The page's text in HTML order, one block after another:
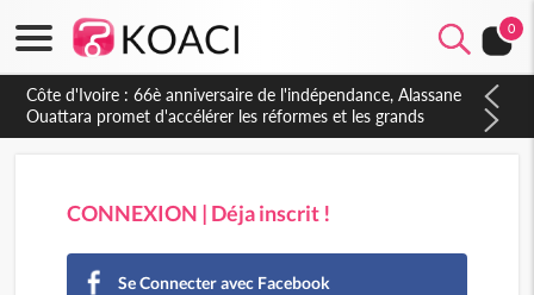
0
Côte d'Ivoire : 66è anniversaire de l'indépendance, Alassane
Ouattara promet d'accélérer les réformes et les grands
investissements pour une nation plus forte et plus prospère
CONNEXION | Déja inscrit !
Se Connecter avec Facebook